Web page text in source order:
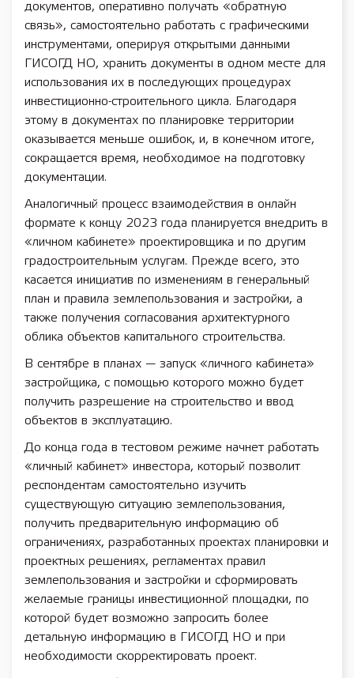
документов, оперативно получать «обратную
связь», самостоятельно работать с графическими
инструментами, оперируя открытыми данными
ГИСОГД НО, хранить документы в одном месте для
использования их в последующих процедурах
инвестиционно-строительного цикла. Благодаря
этому в документах по планировке территории
оказывается меньше ошибок, и, в конечном итоге,
сокращается время, необходимое на подготовку
документации.
Аналогичный процесс взаимодействия в онлайн
формате к концу 2023 года планируется внедрить в
«личном кабинете» проектировщика и по другим
градостроительным услугам. Прежде всего, это
касается инициатив по изменениям в генеральный
план и правила землепользования и застройки, а
также получения согласования архитектурного
облика объектов капитального строительства.
В сентябре в планах — запуск «личного кабинета»
застройщика, с помощью которого можно будет
получить разрешение на строительство и ввод
объектов в эксплуатацию.
До конца года в тестовом режиме начнет работать
«личный кабинет» инвестора, который позволит
респондентам самостоятельно изучить
существующую ситуацию землепользования,
получить предварительную информацию об
ограничениях, разработанных проектах планировки и
проектных решениях, регламентах правил
землепользования и застройки и сформировать
желаемые границы инвестиционной площадки, по
которой будет возможно запросить более
детальную информацию в ГИСОГД НО и при
необходимости скорректировать проект.